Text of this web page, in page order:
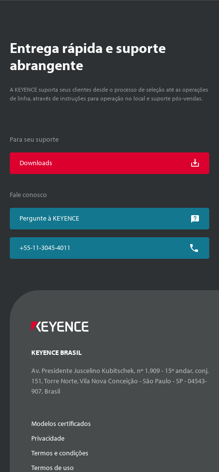
Entrega rápida e suporte
abrangente
A KEYENCE suporta seus clientes desde o processo de seleção até as operações
de linha, através de instruções para operação no local e suporte pós-vendas.
Para seu suporte
Downloads
Fale conosco
Pergunte à KEYENCE
+55-11-3045-4011
KEYENCE BRASIL
Av. Presidente Juscelino Kubitschek, nº 1.909 - 15º andar, conj.
151, Torre Norte, Vila Nova Conceição - São Paulo - SP - 04543-
907, Brasil
Modelos certificados
Privacidade
Termos e condições
Termos de uso